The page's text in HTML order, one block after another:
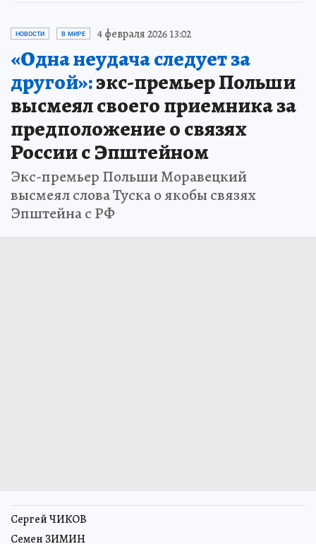
НОВОСТИ В МИРЕ 4 февраля 2026 13:02
«Одна неудача следует за
другой»:экс-премьер Польши
высмеял своего приемника за
предположение о связях
России с Эпштейном
Экс-премьер Польши Моравецкий
высмеял слова Туска о якобы связях
Эпштейна с РФ
Сергей ЧИКОВ
Семен ЗИМИН